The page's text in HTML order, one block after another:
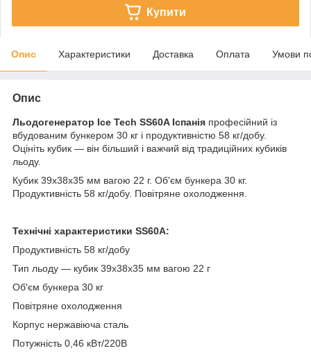
Купити
Опис Характеристики Доставка Оплата Умови
Опис
Льодогенератор Ice Tech SS60A Іспанія професійний із
вбудованим бункером 30 кг і продуктивністю 58 кг/добу.
Оцініть кубик — він більший і важчий від традиційних кубиків
льоду.
Кубик 39х38х35 мм вагою 22 г. Об'єм бункера 30 кг.
Продуктивність 58 кг/добу. Повітряне охолодження.
Технічні характеристики SS60A:
Продуктивність 58 кг/добу
Тип льоду — кубик 39х38х35 мм вагою 22 г
Об'єм бункера 30 кг
Повітряне охолодження
Корпус нержавіюча сталь
Потужність 0,46 кВт/220В